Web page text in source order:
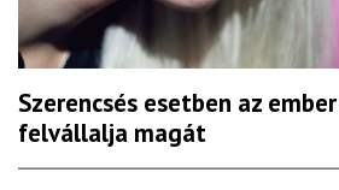
Szerencsés esetben az
felvállalja magát